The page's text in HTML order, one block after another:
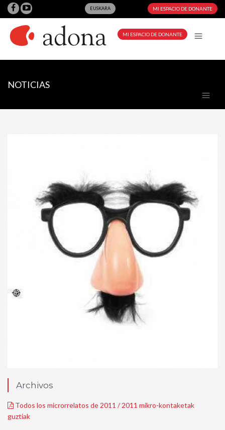
EUSKARA MI ESPACIO DE DONANTE
MI ESPACIO DE DONANTE
NOTICIAS
Archivos
Todos los microrrelatos de 2011 / 2011 mikro-kontaketak
guztiak